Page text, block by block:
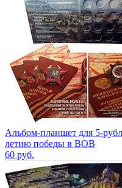
Альбом-планшет для 5-
летию победы в ВОВ
60 руб.